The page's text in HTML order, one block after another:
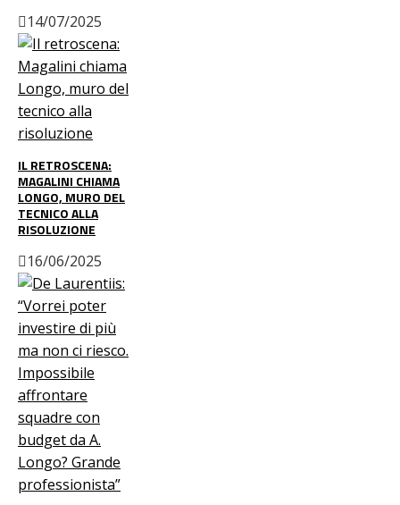
14/07/2025
IL RETROSCENA:
MAGALINI CHIAMA
LONGO, MURO DEL
TECNICO ALLA
RISOLUZIONE
16/06/2025